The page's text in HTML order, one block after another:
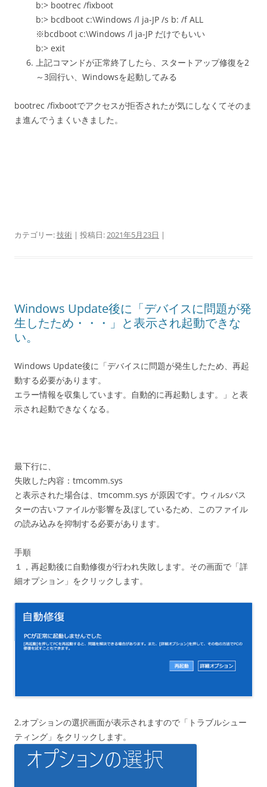
b:> bootrec /fixboot
b:> bcdboot c:\Windows /l ja-JP /s b: /f ALL
※bcdboot c:\Windows /l ja-JP だけでもいい
b:> exit
上記コマンドが正常終了したら、スタートアップ修復を2
～3回行い、Windowsを起動してみる
bootrec /fixbootでアクセスが拒否されたが気にしなくてそのま
ま進んでうまくいきました。
カテゴリー:技術 | 投稿日:2021年5月23日 |
Windows Update後に「デバイスに問題が発
生したため・・・」と表示され起動できな
い。
Windows Update後に「デバイスに問題が発生したため、再起
動する必要があります。
エラー情報を収集しています。自動的に再起動します。」と表
示され起動できなくなる。
最下行に、
失敗した内容：tmcomm.sys
と表示された場合は、tmcomm.sys が原因です。ウィルsバス
ターの古いファイルが影響を及ぼしているため、このファイル
の読み込みを抑制する必要があります。
手順
１，再起動後に自動修復が行われ失敗します。その画面で「詳
細オプション」をクリックします。
2.オプションの選択画面が表示されますので「トラブルシュー
ティング」をクリックします。